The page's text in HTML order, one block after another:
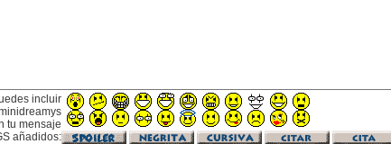
incluir
tu mensaje
añadidos: